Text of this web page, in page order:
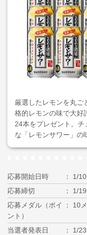
厳選したレモンを丸ご
格的レモンの味で大好
24本をプレゼント。
な「レモンサワー」の
応募開始日時
1/10
応募締切
1/19
応募メダル（ポイ
ント）
10
当選者発表日
1/23